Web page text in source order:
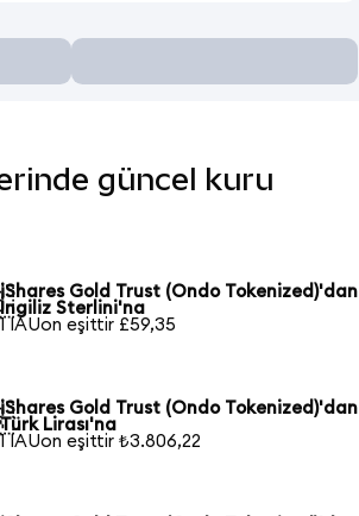
güncel kuru
iShares Gold Trust (Ondo Tokenized)'dan
İngiliz Sterlini'na
1 IAUon eşittir £59,35
iShares Gold Trust (Ondo Tokenized)'dan
Türk Lirası'na
1 IAUon eşittir ₺3.806,22